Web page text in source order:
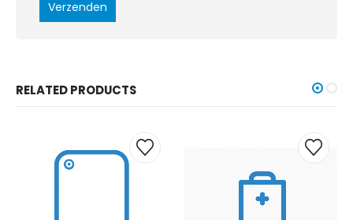
RELATED PRODUCTS